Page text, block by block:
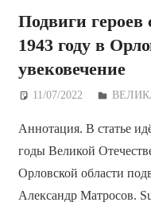
Подвиги героев
1943 году в
увековечение
11/07/2022
Аннотация. В статье
годы Великой
Орловской области
Александр Матросов.